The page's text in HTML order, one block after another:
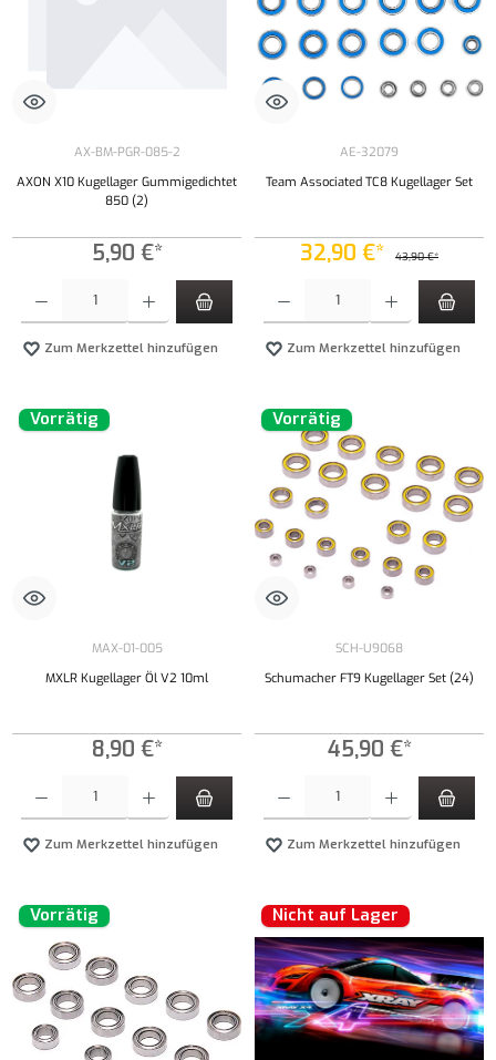
AX-BM-PGR-085-2
AXON X10 Kugellager Gummigedichtet
850 (2)
5,90 €*
Zum Merkzettel hinzufügen
AE-32079
Team Associated TC8 Kugellager Set
32,90 €* 43,90 €*
Zum Merkzettel hinzufügen
Vorrätig
MAX-01-005
MXLR Kugellager Öl V2 10ml
8,90 €*
Zum Merkzettel hinzufügen
Vorrätig
SCH-U9068
Schumacher FT9 Kugellager Set (24)
45,90 €*
Zum Merkzettel hinzufügen
Vorrätig Nicht auf Lager